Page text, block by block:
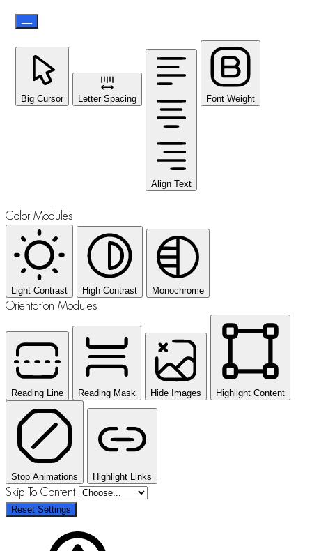
Big Cursor Letter Spacing
Align Text
Font Weight
Color Modules
Light Contrast High Contrast Monochrome
Orientation Modules
Reading Line Reading Mask Hide Images Highlight Content
Stop Animations Highlight Links
Skip To Content
Reset Settings